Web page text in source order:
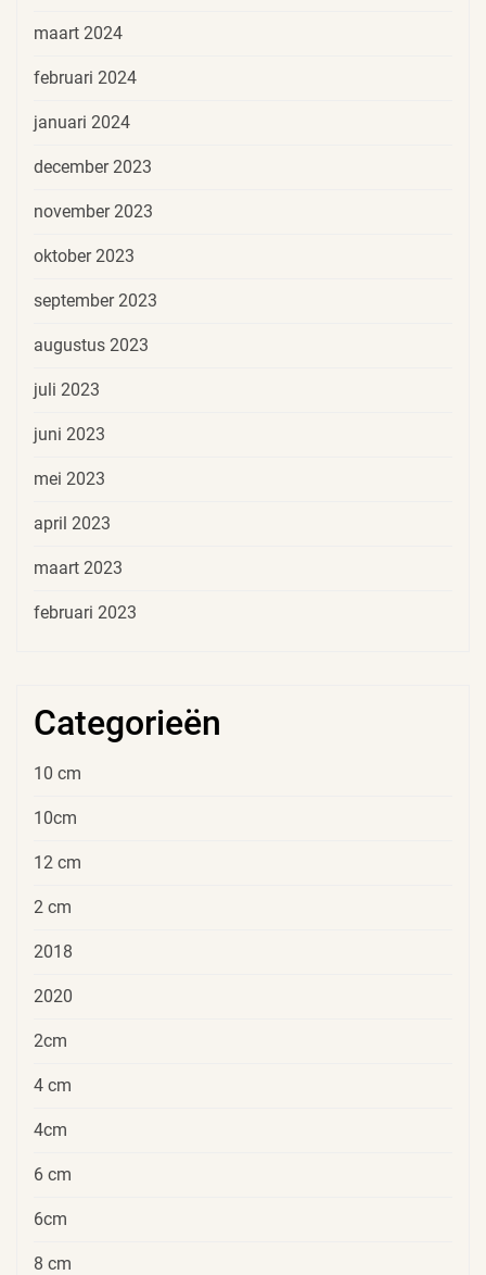
maart 2024
februari 2024
januari 2024
december 2023
november 2023
oktober 2023
september 2023
augustus 2023
juli 2023
juni 2023
mei 2023
april 2023
maart 2023
februari 2023
Categorieën
10 cm
10cm
12 cm
2 cm
2018
2020
2cm
4 cm
4cm
6 cm
6cm
8 cm